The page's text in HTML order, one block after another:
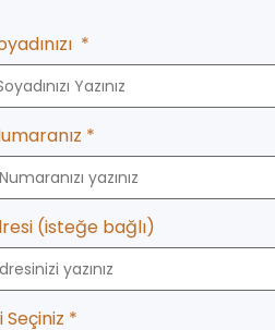
*
*
(isteğe bağlı)
Seçiniz *